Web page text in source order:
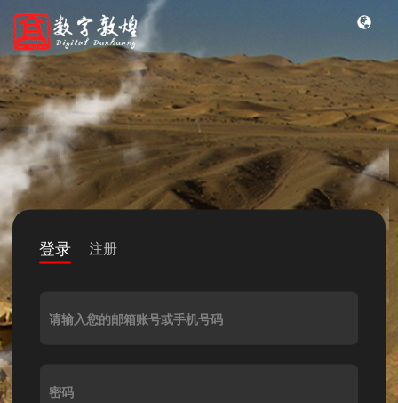
登录 注册
请输入您的邮箱账号或手机号码
密码